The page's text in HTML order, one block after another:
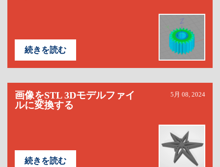
続きを読む
画像をSTL 3Dモデルファイ
ルに変換する
5月 08, 2024
続きを読む